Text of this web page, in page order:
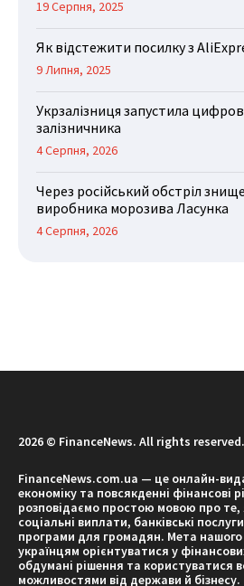
19 Серпня, 2025
Як відстежити посилку з
9 Липня, 2025
Укрзалізниця запустила
залізничника
4 Серпня, 2026
Через російський обстріл
виробника морозива Ласунка
4 Серпня, 2026
2026 © FinanceNews. All rights reserved.
FinanceNews.com.ua — це онлайн-
економіку та повсякденні фінансові
розповідаємо простою мовою про
соціальні виплати, банківські
програми для громадян. Мета
українцям орієнтуватися у
обдумані рішення та користуватися
можливостями від держави й бізнесу.